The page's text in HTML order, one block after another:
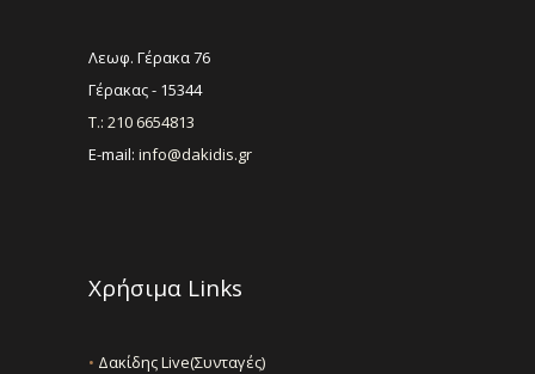
Λεωφ. Γέρακα 76
Γέρακας - 15344
Τ.: 210 6654813
E-mail: info@dakidis.gr
Χρήσιμα Links
• Δακίδης Live(Συνταγές)